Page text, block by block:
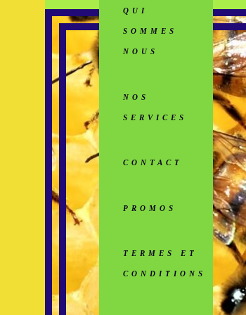
QUI
SOMMES
NOUS
NOS
SERVICES
CONTACT
PROMOS
TERMES ET
CONDITIONS